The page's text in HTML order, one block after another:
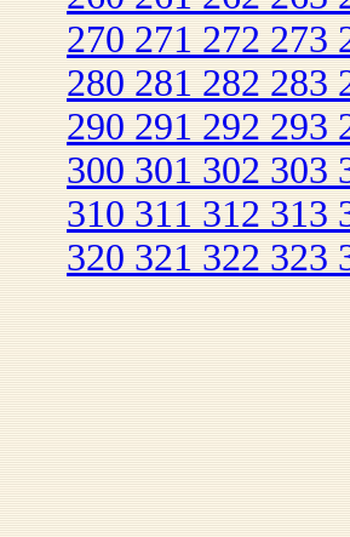
270 271 272 273
280 281 282 283
290 291 292 293
300 301 302 303
310 311 312 313
320 321 322 323